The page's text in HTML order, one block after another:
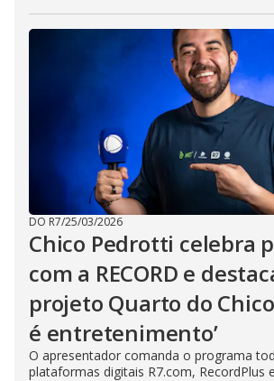
DO R7/25/03/2026
Chico Pedrotti celebra
com a RECORD e
projeto Quarto do
é entretenimento’
O apresentador comanda o programa
plataformas digitais R7.com, RecordPlus